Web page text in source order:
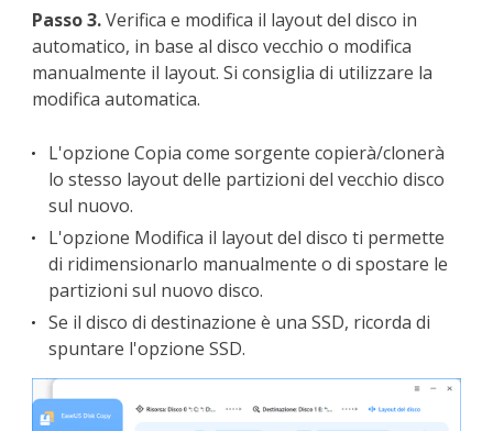
Passo 3.Verifica e modifica il layout del disco in
automatico, in base al disco vecchio o modifica
manualmente il layout. Si consiglia di utilizzare la
modifica automatica.
L'opzione Copia come sorgente copierà/clonerà
lo stesso layout delle partizioni del vecchio disco
sul nuovo.
L'opzione Modifica il layout del disco ti permette
di ridimensionarlo manualmente o di spostare le
partizioni sul nuovo disco.
Se il disco di destinazione è una SSD, ricorda di
spuntare l'opzione SSD.